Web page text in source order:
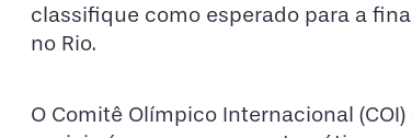
classifique como esperado para a
no Rio.
O Comitê Olímpico Internacional